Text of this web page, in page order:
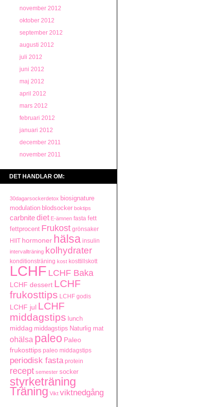
november 2012
oktober 2012
september 2012
augusti 2012
juli 2012
juni 2012
maj 2012
april 2012
mars 2012
februari 2012
januari 2012
december 2011
november 2011
DET HANDLAR OM:
30dagarsockerdetox biosignature
modulation blodsocker boktips
carbnitediet E-ämnen fasta fett
fettprocent Frukost grönsaker
HIIT hormoner hälsa insulin
intervallträning kolhydrater
konditionsträning kost kosttillskott
LCHF LCHF Baka
LCHF dessert LCHF
frukosttips LCHF godis
LCHF jul LCHF
middagstips lunch
middag middagstips Naturlig mat
ohälsa paleo Paleo
frukosttips paleo middagstips
periodisk fasta protein
recept semester socker
styrketräning
Träning Vikt viktnedgång